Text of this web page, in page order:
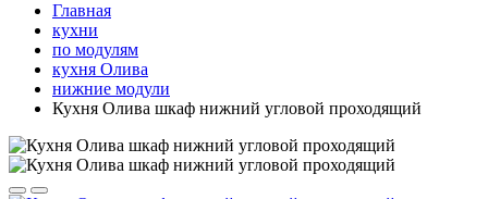
Главная
кухни
по модулям
кухня Олива
нижние модули
Кухня Олива шкаф нижний угловой проходящий